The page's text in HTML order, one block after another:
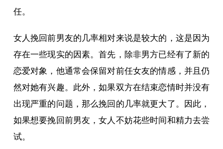
任。
女人挽回前男友的几率相对来说是较大的，这是因为
存在一些现实的因素。首先，除非男方已经有了新的
恋爱对象，他通常会保留对前任女友的情感，并且仍
然对她有兴趣。此外，如果双方在结束恋情时并没有
出现严重的问题，那么挽回的几率就更大了。因此，
如果想要挽回前男友，女人不妨花些时间和精力去尝
试。